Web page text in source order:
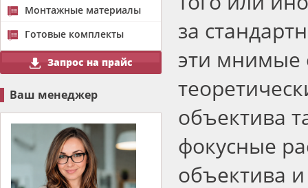
Монтажные материалы
Готовые комплекты
Запрос на прайс
Ваш менеджер
за
эти мнимые
объектива
фокусные
объектива